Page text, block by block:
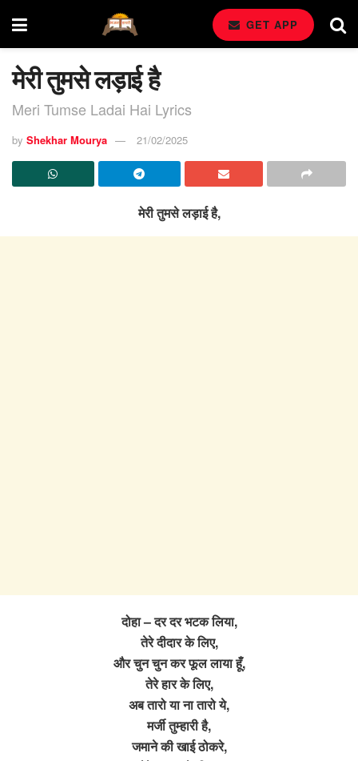
GET APP
मेरी तुमसे लड़ाई है
Meri Tumse Ladai Hai Lyrics
by Shekhar Mourya 21/02/2025
मेरी तुमसे लड़ाई है,
दोहा – दर दर भटक लिया,
तेरे दीदार के लिए,
और चुन चुन कर फूल लाया हूँ,
तेरे हार के लिए,
अब तारो या ना तारो ये,
मर्जी तुम्हारी है,
जमाने की खाई ठोकरे,